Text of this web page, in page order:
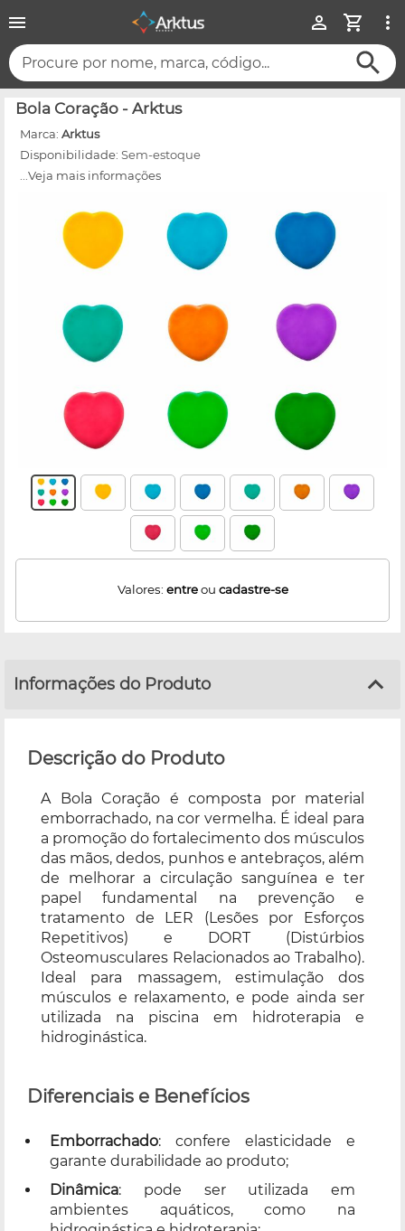
Procure por nome, marca, código...
Bola Coração - Arktus
Marca: Arktus
Disponibilidade: Sem-estoque
...Veja mais informações
Valores: entreou cadastre-se
Informações do Produto
Descrição do Produto
A Bola Coração é composta por material
emborrachado, na cor vermelha. É ideal para
a promoção do fortalecimento dos músculos
das mãos, dedos, punhos e antebraços, além
de melhorar a circulação sanguínea e ter
papel fundamental na prevenção e
tratamento de LER (Lesões por Esforços
Repetitivos) e DORT (Distúrbios
Osteomusculares Relacionados ao Trabalho).
Ideal para massagem, estimulação dos
músculos e relaxamento, e pode ainda ser
utilizada na piscina em hidroterapia e
hidroginástica.
Diferenciais e Benefícios
Emborrachado: confere elasticidade e
garante durabilidade ao produto;
Dinâmica: pode ser utilizada em
ambientes aquáticos, como na